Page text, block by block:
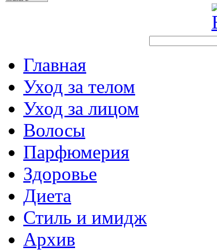
Главная
Уход за телом
Уход за лицом
Волосы
Парфюмерия
Здоровье
Диета
Стиль и имидж
Архив